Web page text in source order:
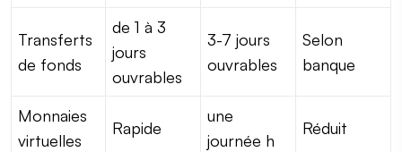
Transferts
de fonds
de 1 à 3
jours
ouvrables
3-7 jours
ouvrables
Selon
banque
Monnaies
virtuelles
Rapide
une
journée h
Réduit